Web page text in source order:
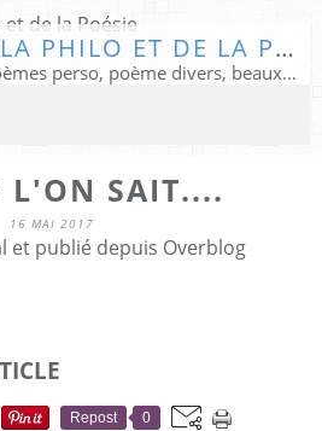
LE MONDE DE LA PHILO ET DE LA POÉSIE
Extraits de livres lus, poèmes perso, poème divers, beaux textes...
L'ON SAIT....
16 MAI 2017
et publié depuis Overblog
Repost 0